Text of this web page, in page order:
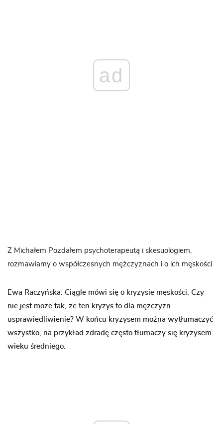
ad
Z Michałem Pozdałem psychoterapeutą i skesuologiem,
rozmawiamy o współczesnych mężczyznach i o ich męskości.
Ewa Raczyńska: Ciągle mówi się o kryzysie męskości. Czy
nie jest może tak, że ten kryzys to dla mężczyzn
usprawiedliwienie? W końcu kryzysem można wytłumaczyć
wszystko, na przykład zdradę często tłumaczy się kryzysem
wieku średniego.